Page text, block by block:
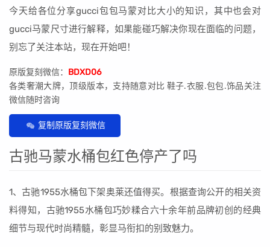
今天给各位分享gucci包包马蒙对比大小的知识，其中也会对
gucci马蒙尺寸进行解释，如果能碰巧解决你现在面临的问题，
别忘了关注本站，现在开始吧！
原版复刻微信： BDXD06
各类奢潮大牌，顶级版本，支持随意对比 鞋子.衣服.包包.饰品关注
微信随时咨询
复制原版复刻微信
古驰马蒙水桶包红色停产了吗
1、古驰1955水桶包下架奥莱还值得买。根据查询公开的相关资
料得知，古驰1955水桶包巧妙糅合六十余年前品牌初创的经典
细节与现代时尚精髓，彰显马衔扣的别致魅力。